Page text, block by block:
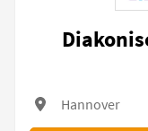
Hannover